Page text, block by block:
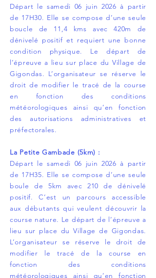
Départ le samedi 06 juin 2026 à partir
de 17H30. Elle se compose d’une seule
boucle de 11,4 kms avec 420m de
dénivelé positif et requiert une bonne
condition physique. Le départ de
l’épreuve a lieu sur place du Village de
Gigondas. L’organisateur se réserve le
droit de modifier le tracé de la course
en fonction des conditions
météorologiques ainsi qu’en fonction
des autorisations administratives et
préfectorales.
La Petite Gambade (5km) :
Départ le samedi 06 juin 2026 à partir
de 17H35. Elle se compose d’une seule
boule de 5km avec 210 de dénivelé
positif. C’est un parcours accessible
aux débutants qui veulent découvrir la
course nature. Le départ de l’épreuve a
lieu sur place du Village de Gigondas.
L’organisateur se réserve le droit de
modifier le tracé de la course en
fonction des conditions
météorologiques ainsi qu’en fonction